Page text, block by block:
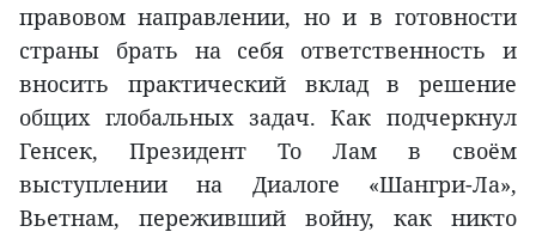
правовом направлении, но и в готовности
страны брать на себя ответственность и
вносить практический вклад в решение
общих глобальных задач. Как подчеркнул
Генсек, Президент То Лам в своём
выступлении на Диалоге «Шангри-Ла»,
Вьетнам, переживший войну, как никто